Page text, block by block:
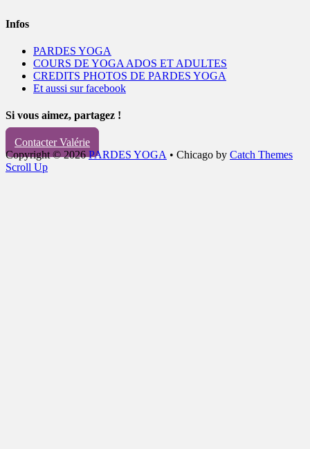
Infos
PARDES YOGA
COURS DE YOGA ADOS ET ADULTES
CREDITS PHOTOS DE PARDES YOGA
Et aussi sur facebook
Si vous aimez, partagez !
Contacter Valérie
Copyright © 2026PARDES YOGA • Chicago by Catch Themes
Scroll Up